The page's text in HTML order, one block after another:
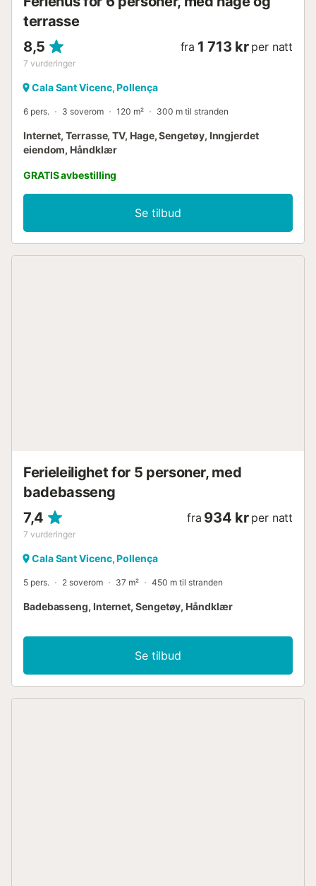
terrasse
8,5
7 vurderinger
fra 1 713 kr per natt
Cala Sant Vicenc, Pollença
6 pers. 3 soverom 120 m² 300 m til stranden
Internet, Terrasse, TV, Hage, Sengetøy, Inngjerdet
eiendom, Håndklær
GRATIS avbestilling
Se tilbud
Ferieleilighet for 5 personer, med
badebasseng
7,4
7 vurderinger
fra 934 kr per natt
Cala Sant Vicenc, Pollença
5 pers. 2 soverom 37 m² 450 m til stranden
Badebasseng, Internet, Sengetøy, Håndklær
Se tilbud